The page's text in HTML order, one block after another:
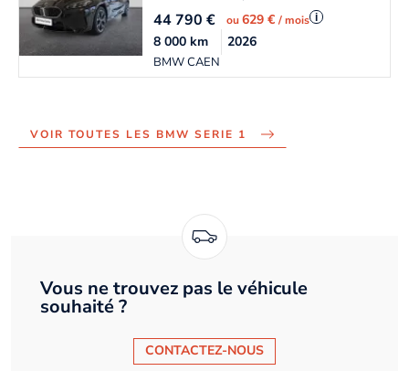
44 790€ ou629 €/ mois i
BMW CAEN
8 000km 2026
VOIR TOUTES LES BMW SERIE 1
Vous ne trouvez pas le véhicule
souhaité ?
CONTACTEZ-NOUS